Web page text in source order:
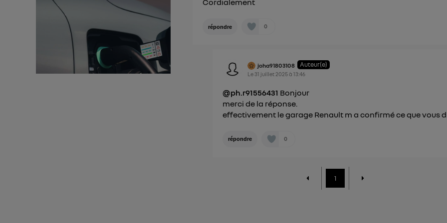
Cordialement
répondre 0
joha91803108 Auteur(e)
Le 31 juillet 2025à13:46
@ph.r91556431 Bonjour
merci de la réponse.
effectivement le garage Renault m a confirmé ce que vous
répondre 0
1